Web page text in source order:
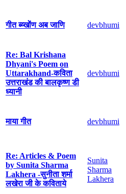
गीत ब्य्खोंण अब जाणि devbhumi
Re: Bal Krishana
Dhyani's Poem on
Uttarakhand-कविता
उत्तराखंड की बालकृष्ण डी
ध्यानी
devbhumi
माया गीत devbhumi
Re: Articles & Poem
by Sunita Sharma
Lakhera -सुनीता शर्मा
लखेरा जी के कविताये
Sunita
Sharma
Lakhera